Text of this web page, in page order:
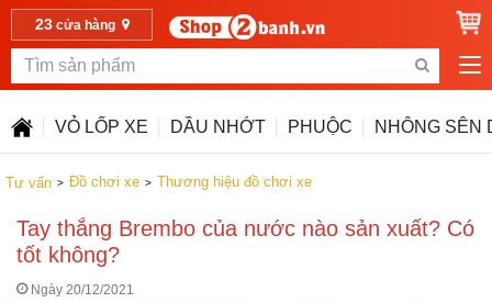
23cửa hàng
VỎ LỐP XE DẦU NHỚT PHUỘC NHÔNG SÊN
Tư vấn Đồ chơi xe Thương hiệu đồ chơi xe
Tay thắng Brembo của nước nào sản xuất? Có
tốt không?
Ngày 20/12/2021